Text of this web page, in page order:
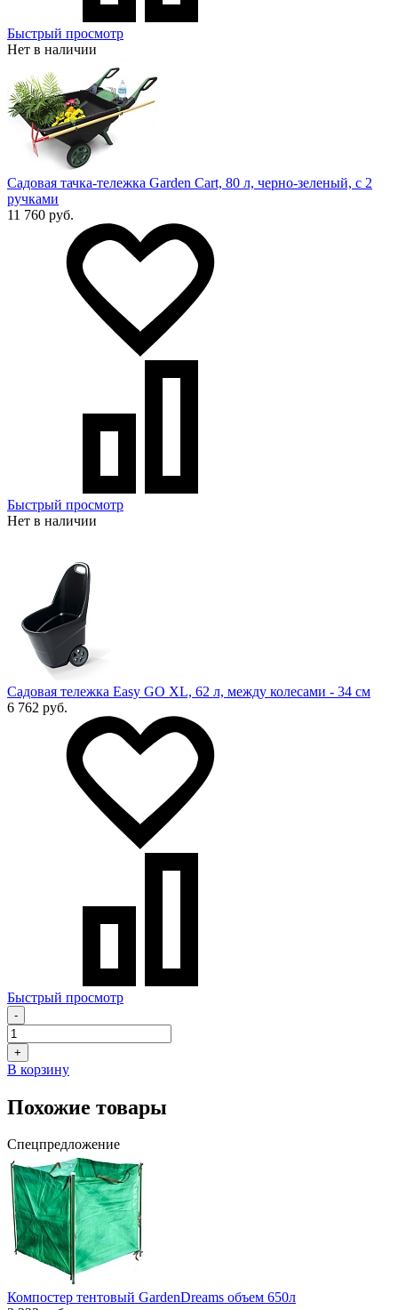
Быстрый просмотр
Нет в наличии
Садовая тачка-тележка Garden Cart, 80 л, черно-зеленый, с 2
ручками
11 760 руб.
Быстрый просмотр
Нет в наличии
Садовая тележка Easy GO XL, 62 л, между колесами - 34 см
6 762 руб.
Быстрый просмотр
-
+
В корзину
Похожие товары
Спецпредложение
Компостер тентовый GardenDreams объем 650л